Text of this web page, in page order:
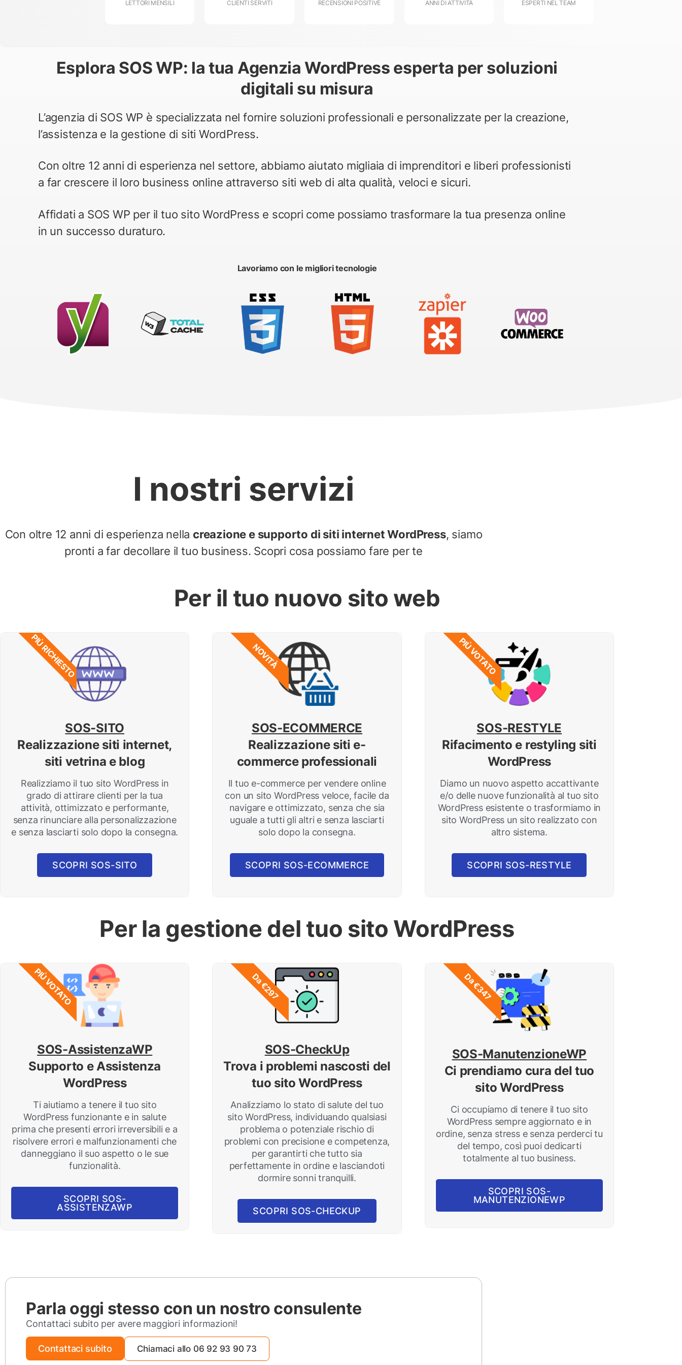
LETTORI MENSILI CLIENTI SERVITI RECENSIONI POSITIVE ANNI DI ATTIVITÀ ESPERTI NEL TEAM
Esplora SOS WP: la tua Agenzia WordPress esperta per soluzioni
digitali su misura
L’agenzia di SOS WP è specializzata nel fornire soluzioni professionali e personalizzate per la creazione,
l’assistenza e la gestione di siti WordPress.
Con oltre 12 anni di esperienza nel settore, abbiamo aiutato migliaia di imprenditori e liberi professionisti
a far crescere il loro business online attraverso siti web di alta qualità, veloci e sicuri.
Affidati a SOS WP per il tuo sito WordPress e scopri come possiamo trasformare la tua presenza online
in un successo duraturo.
Lavoriamo con le migliori tecnologie
I nostri servizi
Con oltre 12 anni di esperienza nella creazione e supporto di siti internet WordPress, siamo
pronti a far decollare il tuo business. Scopri cosa possiamo fare per te
Per il tuo nuovo sito web
SOS-SITO
Realizzazione siti internet,
siti vetrina e blog
Realizziamo il tuo sito WordPress in
grado di attirare clienti per la tua
attività, ottimizzato e performante,
senza rinunciare alla personalizzazione
e senza lasciarti solo dopo la consegna.
SCOPRI SOS-SITO
PIÙ RICHIESTO
SOS-ECOMMERCE
Realizzazione siti e-
commerce professionali
Il tuo e-commerce per vendere online
con un sito WordPress veloce, facile da
navigare e ottimizzato, senza che sia
uguale a tutti gli altri e senza lasciarti
solo dopo la consegna.
SCOPRI SOS-ECOMMERCE
NOVITÀ
SOS-RESTYLE
Rifacimento e restyling siti
WordPress
Diamo un nuovo aspetto accattivante
e/o delle nuove funzionalità al tuo sito
WordPress esistente o trasformiamo in
sito WordPress un sito realizzato con
altro sistema.
SCOPRI SOS-RESTYLE
PIÙ VOTATO
Per la gestione del tuo sito WordPress
SOS-AssistenzaWP
Supporto e Assistenza
WordPress
Ti aiutiamo a tenere il tuo sito
WordPress funzionante e in salute
prima che presenti errori irreversibili e a
risolvere errori e malfunzionamenti che
danneggiano il suo aspetto o le sue
funzionalità.
SCOPRI SOS-
ASSISTENZAWP
PIÙ VOTATO
SOS-CheckUp
Trova i problemi nascosti del
tuo sito WordPress
Analizziamo lo stato di salute del tuo
sito WordPress, individuando qualsiasi
problema o potenziale rischio di
problemi con precisione e competenza,
per garantirti che tutto sia
perfettamente in ordine e lasciandoti
dormire sonni tranquilli.
SCOPRI SOS-CHECKUP
Da €297
SOS-ManutenzioneWP
Ci prendiamo cura del tuo
sito WordPress
Ci occupiamo di tenere il tuo sito
WordPress sempre aggiornato e in
ordine, senza stress e senza perderci tu
del tempo, così puoi dedicarti
totalmente al tuo business.
SCOPRI SOS-
MANUTENZIONEWP
Da €347
Parla oggi stesso con un nostro consulente
Contattaci subito per avere maggiori informazioni!
Contattaci subito Chiamaci allo 06 92 93 90 73